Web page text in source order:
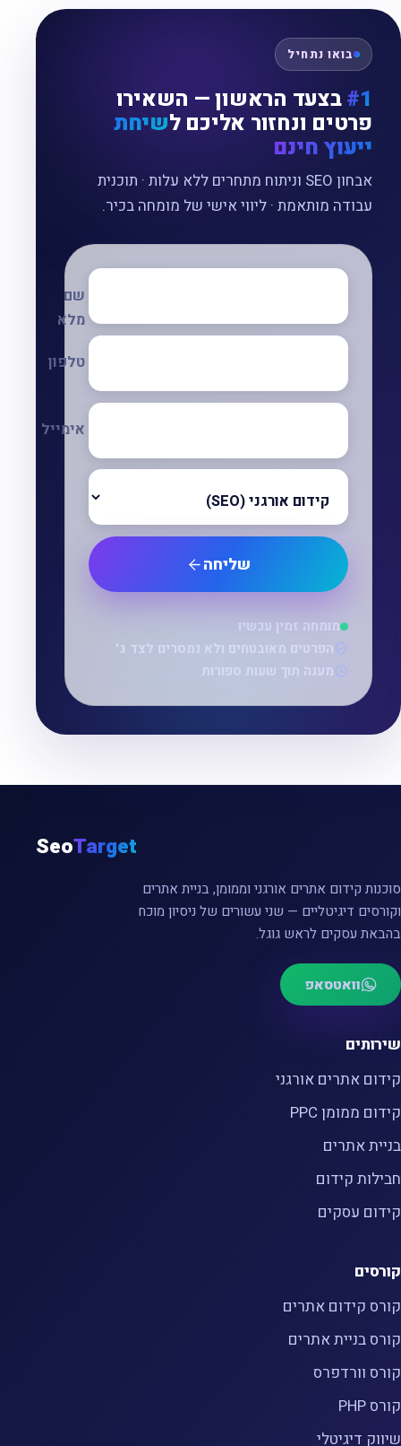
בואו נתחיל
#1בצעד הראשון — השאירו
פרטים ונחזור אליכם לשיחת
ייעוץ חינם
אבחון SEO וניתוח מתחרים ללא עלות · תוכנית
עבודה מותאמת · ליווי אישי של מומחה בכיר.
שם
מלא
טלפון
אימייל
שליחה
מומחה זמין עכשיו
הפרטים מאובטחים ולא נמסרים לצד ג'
מענה תוך שעות ספורות
SeoTarget
סוכנות קידום אתרים אורגני וממומן, בניית אתרים
וקורסים דיגיטליים — שני עשורים של ניסיון מוכח
בהבאת עסקים לראש גוגל.
וואטסאפ
שירותים
קידום אתרים אורגני
קידום ממומן PPC
בניית אתרים
חבילות קידום
קידום עסקים
קורסים
קורס קידום אתרים
קורס בניית אתרים
קורס וורדפרס
קורס PHP
שיווק דיגיטלי